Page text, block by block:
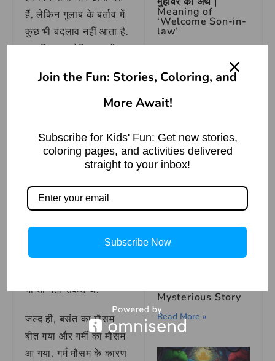
हैं, लेकिन गुलाब के बर्ताव में
कुछ भी बदलाव नहीं आता है.
एक दिन उस रेगिस्तान में
सारे पेड़ बुरी तरह से हिलने
लगते है, वो दोनों कैक्टस
लेते है और जब कुछ समय के
बाद तूफ़ान खत्म होता है तो
वो देखते है की सिर्फ वही
गुलाब और दोनों कैक्टस ही
जिन्दा बचे है, और बाकी सारे
टूट गए थे या गिर गए थे. ये
देखकर उनको बहुत दुःख
भी तो नहीं सकते थे.
जल्द ही, बसंत का मौसम
बीत गया और गर्मी का मौसम
आ गया, गर्म मौसम के कारण
Meaning of
‘Welcome Son-in-
law’
कुएँ का न्याय – बीरबल
की बुद्धिमत्ता
Mysterious Story
Read More »
Join the Fun: Stories, Coloring, and
More Await!
Subscribe for Kids' Fun: Get new stories,
coloring pages, and activities delivered
straight to your inbox!
Subscribe Now